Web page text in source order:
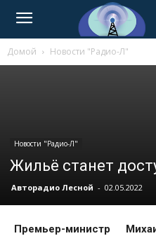
Домой Новости "Радио-Л"
Новости "Радио-Л"
Жильё станет
Авторадио Лесной - 02.05.2022
Премьер-министр